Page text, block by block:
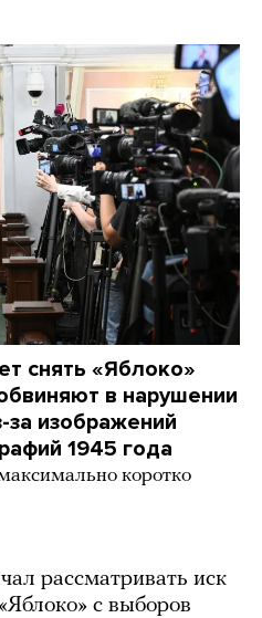
снять «Яблоко»
в нарушении
за изображений
1945 года
коротко
рассматривать иск
с выборов